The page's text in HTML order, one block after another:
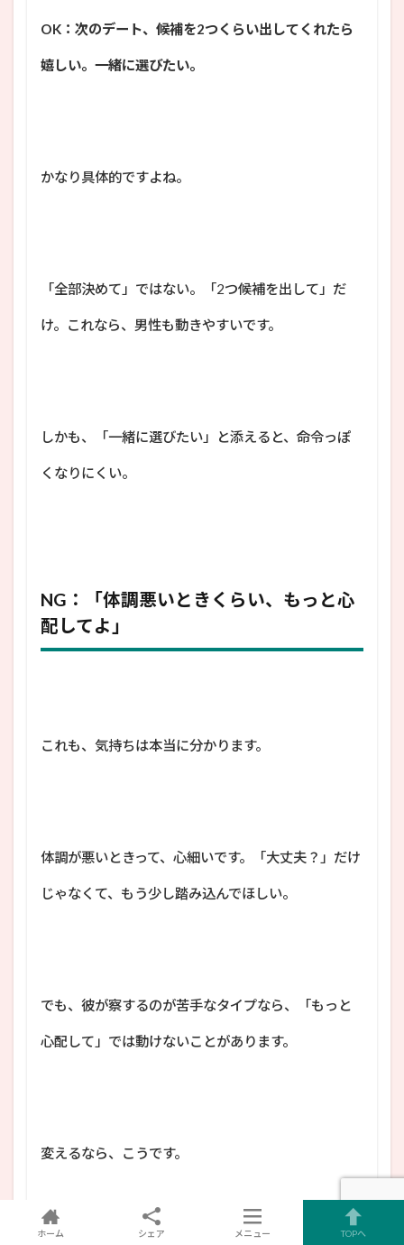
OK：次のデート、候補を2つくらい出してくれたら
嬉しい。一緒に選びたい。
かなり具体的ですよね。
「全部決めて」ではない。「2つ候補を出して」だ
け。これなら、男性も動きやすいです。
しかも、「一緒に選びたい」と添えると、命令っぽ
くなりにくい。
NG：「体調悪いときくらい、もっと心
配してよ」
これも、気持ちは本当に分かります。
体調が悪いときって、心細いです。「大丈夫？」だけ
じゃなくて、もう少し踏み込んでほしい。
でも、彼が察するのが苦手なタイプなら、「もっと
心配して」では動けないことがあります。
変えるなら、こうです。
ホーム シェア メニュー TOPへ